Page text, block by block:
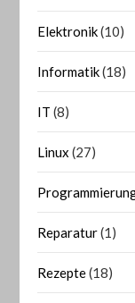
Elektronik(10)
Informatik(18)
IT (8)
Linux (27)
Reparatur(1)
Rezepte(18)